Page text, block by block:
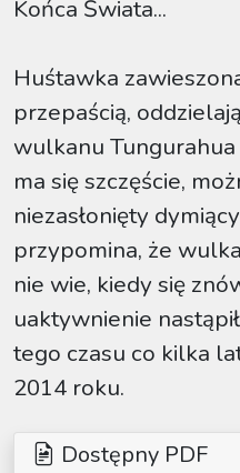
Końca Świata...
Huśtawka
przepaścią,
wulkanu Tungurahua
ma się szczęście,
niezasłonięty
przypomina, że
nie wie, kiedy się
uaktywnienie
tego czasu co kilka
2014 roku.
Dostępny PDF